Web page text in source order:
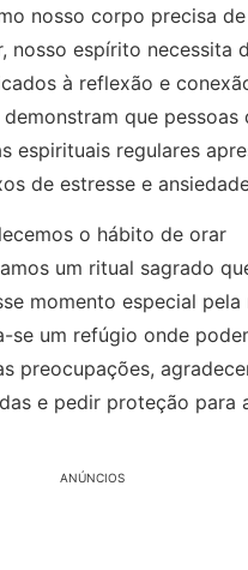
nosso corpo precisa de
nosso espírito necessita
à reflexão e
que pessoas
espirituais regulares
de estresse e
o hábito de orar
um ritual sagrado
momento especial pela
se um refúgio onde
preocupações,
e pedir proteção para
ANÚNCIOS